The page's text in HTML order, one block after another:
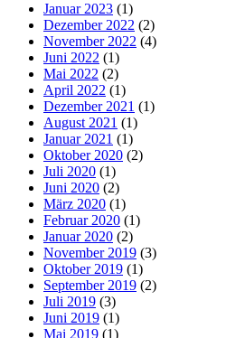
Januar 2023 (1)
Dezember 2022 (2)
November 2022 (4)
Juni 2022 (1)
Mai 2022 (2)
April 2022 (1)
Dezember 2021 (1)
August 2021 (1)
Januar 2021 (1)
Oktober 2020 (2)
Juli 2020 (1)
Juni 2020 (2)
März 2020 (1)
Februar 2020 (1)
Januar 2020 (2)
November 2019 (3)
Oktober 2019 (1)
September 2019 (2)
Juli 2019 (3)
Juni 2019 (1)
Mai 2019 (1)